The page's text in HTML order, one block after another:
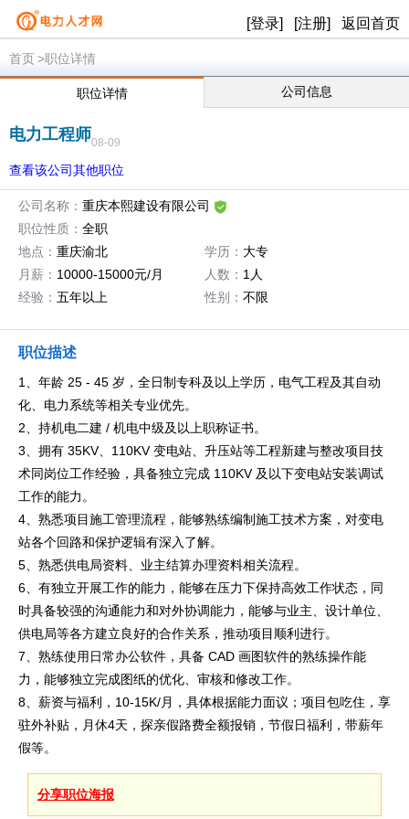
[登录] [注册] 返回首页
首页>职位详情
职位详情 公司信息
电力工程师08-09
查看该公司其他职位
公司名称： 重庆本熙建设有限公司
职位性质： 全职
地点： 重庆渝北 学历： 大专
月薪： 10000-15000元/月 人数： 1人
经验： 五年以上 性别： 不限
职位描述
1、年龄 25 - 45 岁，全日制专科及以上学历，电气工程及其自动
化、电力系统等相关专业优先。
2、持机电二建 / 机电中级及以上职称证书。
3、拥有 35KV、110KV 变电站、升压站等工程新建与整改项目技
术同岗位工作经验，具备独立完成 110KV 及以下变电站安装调试
工作的能力。
4、熟悉项目施工管理流程，能够熟练编制施工技术方案，对变电
站各个回路和保护逻辑有深入了解。
5、熟悉供电局资料、业主结算办理资料相关流程。
6、有独立开展工作的能力，能够在压力下保持高效工作状态，同
时具备较强的沟通能力和对外协调能力，能够与业主、设计单位、
供电局等各方建立良好的合作关系，推动项目顺利进行。
7、熟练使用日常办公软件，具备 CAD 画图软件的熟练操作能
力，能够独立完成图纸的优化、审核和修改工作。
8、薪资与福利，10-15K/月，具体根据能力面议；项目包吃住，享
驻外补贴，月休4天，探亲假路费全额报销，节假日福利，带薪年
假等。
分享职位海报